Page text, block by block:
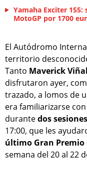
Yamaha Exciter
MotoGP por 1700
El Autódromo
territorio
Tanto Maverick
disfrutaron ayer,
trazado, a lomos de
era familiarizarse
durantedos sesiones
17:00, que les
último Gran Premio
semana del 20 al 22